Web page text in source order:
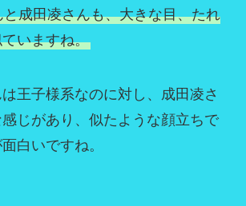
成田凌さんも、大きな目、たれ
いますね。
王子様系なのに対し、成田凌さ
じがあり、似たような顔立ちで
白いですね。